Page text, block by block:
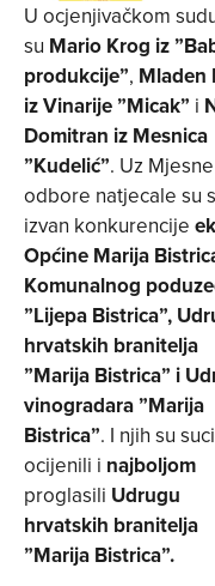
U ocjenjivačkom
su Mario Krog iz
produkcije”, Mladen
iz Vinarije ”Micak” i
Domitran iz Mesnica
”Kudelić”. Uz Mjesne
odbore natjecale su
izvan konkurencije
Općine Marija
Komunalnog
”Lijepa Bistrica”,
hrvatskih branitelja
”Marija Bistrica” i
vinogradara ”Marija
Bistrica”. I njih su suci
ocijenili i najboljom
proglasili Udrugu
hrvatskih branitelja
”Marija Bistrica”.